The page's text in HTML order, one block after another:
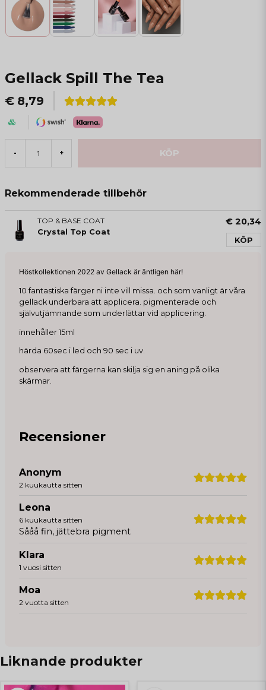
Gellack Spill The Tea
€ 8,79
- + KÖP
Rekommenderade tillbehör
TOP & BASE COAT
Crystal Top Coat
€ 20,34
KÖP
Höstkollektionen 2022 av Gellack är äntligen här!
10 fantastiska färger ni inte vill missa. och som vanligt är våra
gellack underbara att applicera. pigmenterade och
självutjämnande som underlättar vid applicering.
innehåller 15ml
härda 60sec i led och 90 sec i uv.
observera att färgerna kan skilja sig en aning på olika
skärmar.
Recensioner
Anonym
2 kuukautta sitten
Leona
6 kuukautta sitten
Sååå fin, jättebra pigment
Klara
1 vuosi sitten
Moa
2 vuotta sitten
Liknande produkter